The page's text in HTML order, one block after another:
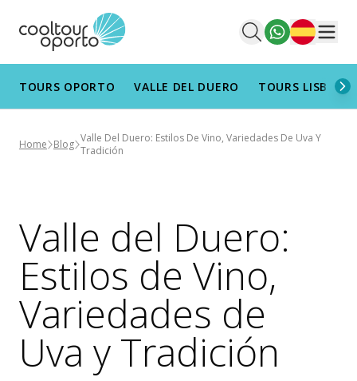
Español
TOURS OPORTO VALLE DEL DUERO TOURS LISBOA
Home Blog Valle Del Duero: Estilos De Vino, Variedades De Uva Y
Tradición
Valle del Duero:
Estilos de Vino,
Variedades de
Uva y Tradición